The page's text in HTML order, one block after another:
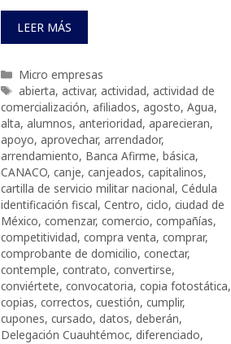
LEER MÁS
Categorías
Micro empresas
Etiquetas
abierta, activar, actividad, actividad de
comercialización, afiliados, agosto, Agua,
alta, alumnos, anterioridad, aparecieran,
apoyo, aprovechar, arrendador,
arrendamiento, Banca Afirme, básica,
CANACO, canje, canjeados, capitalinos,
cartilla de servicio militar nacional, Cédula
identificación fiscal, Centro, ciclo, ciudad de
México, comenzar, comercio, compañías,
competitividad, compra venta, comprar,
comprobante de domicilio, conectar,
contemple, contrato, convertirse,
conviértete, convocatoria, copia fotostática,
copias, correctos, cuestión, cumplir,
cupones, cursado, datos, deberán,
Delegación Cuauhtémoc, diferenciado,